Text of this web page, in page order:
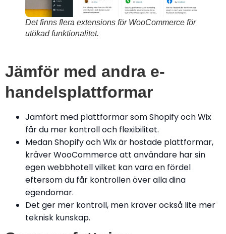
Det finns flera extensions för WooCommerce för
utökad funktionalitet.
Jämför med andra e-
handelsplattformar
Jämfört med plattformar som Shopify och Wix
får du mer kontroll och flexibilitet.
Medan Shopify och Wix är hostade plattformar,
kräver WooCommerce att användare har sin
egen webbhotell vilket kan vara en fördel
eftersom du får kontrollen över alla dina
egendomar.
Det ger mer kontroll, men kräver också lite mer
teknisk kunskap.